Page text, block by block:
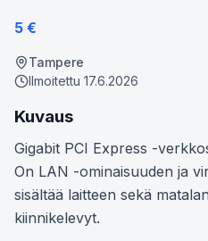
5 €
Tampere
Ilmoitettu 17.6.2026
Kuvaus
Gigabit PCI Express -
On LAN -ominaisuuden ja
sisältää laitteen sekä
kiinnikelevyt.